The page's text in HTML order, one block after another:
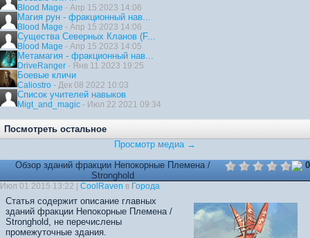
Blood Mage - Апр 15 2023 14:06
Магия рун - фракционный нав...
Blood Mage - Апр 15 2023 14:06
Существа Северных Кланов (F...
Blood Mage - Апр 15 2023 14:05
Метамагия - фракционный нав...
DriveRanger - Янв 11 2023 19:25
Боевые кличи
Caliostro - Дек 08 2022 10:03
Список учителей навыков
Migt_and_magic - Июл 22 2021 09:34
Посмотреть остальное
Просмотр медиа →
0
Обзор зданий фракции Непокорные Племена /
Stronghold
Июл 01 2015 13:22 | CoolRaven в Города
Статья содержит описание главных
зданий фракции Непокорные Племена /
Stronghold, не перечислены
промежуточные здания.